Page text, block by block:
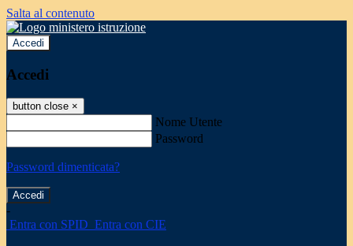
Salta al contenuto
Accedi
Accedi
button close ×
Nome Utente
Password
Password dimenticata?
-
Entra con SPID Entra con CIE